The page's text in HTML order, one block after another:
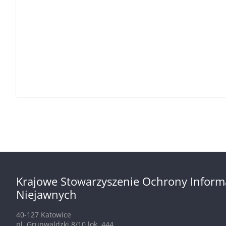
Krajowe Stowarzyszenie Ochrony
Niejawnych
40-127 Katowice